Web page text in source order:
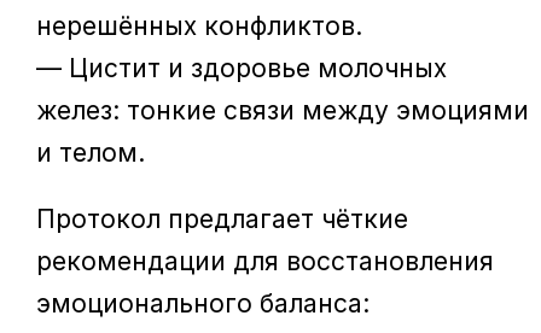
нерешённых конфликтов.
— Цистит и здоровье молочных
желез: тонкие связи между эмоциями
и телом.
Протокол предлагает чёткие
рекомендации для восстановления
эмоционального баланса: